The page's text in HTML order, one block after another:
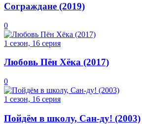
Сограждане (2019)
0
1 сезон, 16 серия
Любовь Пён Хёка (2017)
0
1 сезон, 16 серия
Пойдём в школу, Сан-ду! (2003)